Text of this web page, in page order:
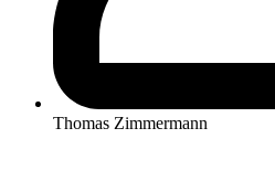
Thomas Zimmermann